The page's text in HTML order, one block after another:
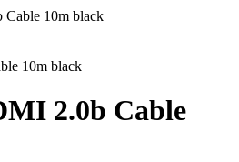
10m black
2.0b Cable